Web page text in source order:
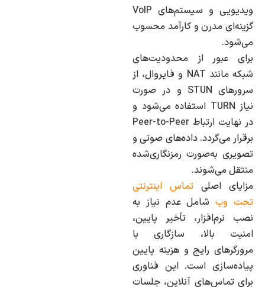
ویدیویی و سیستم‌های VoIP
گزینه‌ای مدرن و کارآمد محسوب
می‌شود.
برای عبور از محدودیت‌های
شبکه مانند NAT و فایروال، از
سرورهای STUN و در صورت
نیاز TURN استفاده می‌شود و
در نهایت ارتباط Peer-to-Peer
برقرار می‌گردد. داده‌های صوتی و
تصویری به‌صورت رمزنگاری‌شده
منتقل می‌شوند.
مزایای اصلی تماس اینترنتی
تحت وبشامل عدم نیاز به
نصب نرم‌افزار، تأخیر پایین،
امنیت بالا، سازگاری با
مرورگرهای رایج و هزینه پایین
پیاده‌سازی است. این فناوری
برای تماس‌های آنلاین، جلسات